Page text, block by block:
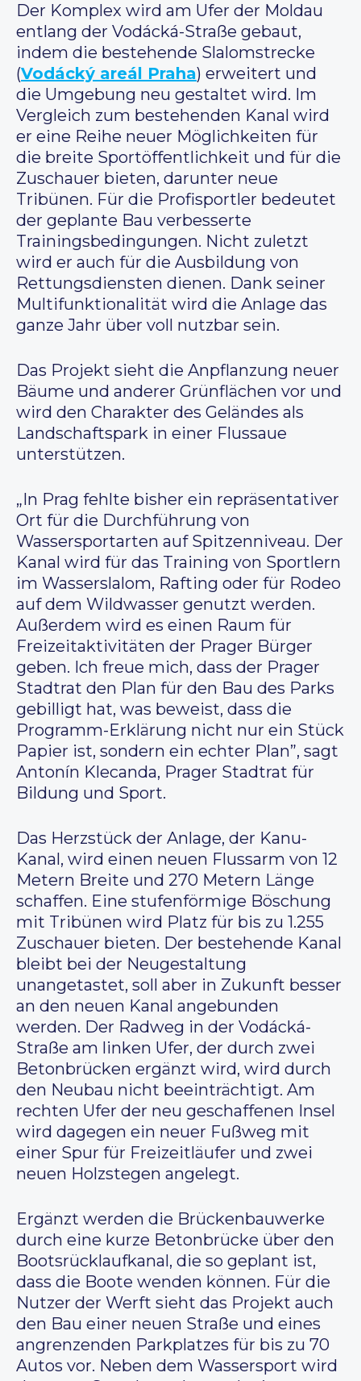
Der Komplex wird am Ufer der Moldau
entlang der Vodácká-Straße gebaut,
indem die bestehende Slalomstrecke
(Vodácký areál Praha) erweitert und
die Umgebung neu gestaltet wird. Im
Vergleich zum bestehenden Kanal wird
er eine Reihe neuer Möglichkeiten für
die breite Sportöffentlichkeit und für die
Zuschauer bieten, darunter neue
Tribünen. Für die Profisportler bedeutet
der geplante Bau verbesserte
Trainingsbedingungen. Nicht zuletzt
wird er auch für die Ausbildung von
Rettungsdiensten dienen. Dank seiner
Multifunktionalität wird die Anlage das
ganze Jahr über voll nutzbar sein.
Das Projekt sieht die Anpflanzung neuer
Bäume und anderer Grünflächen vor und
wird den Charakter des Geländes als
Landschaftspark in einer Flussaue
unterstützen.
„In Prag fehlte bisher ein repräsentativer
Ort für die Durchführung von
Wassersportarten auf Spitzenniveau. Der
Kanal wird für das Training von Sportlern
im Wasserslalom, Rafting oder für Rodeo
auf dem Wildwasser genutzt werden.
Außerdem wird es einen Raum für
Freizeitaktivitäten der Prager Bürger
geben. Ich freue mich, dass der Prager
Stadtrat den Plan für den Bau des Parks
gebilligt hat, was beweist, dass die
Programm-Erklärung nicht nur ein Stück
Papier ist, sondern ein echter Plan”, sagt
Antonín Klecanda, Prager Stadtrat für
Bildung und Sport.
Das Herzstück der Anlage, der Kanu-
Kanal, wird einen neuen Flussarm von 12
Metern Breite und 270 Metern Länge
schaffen. Eine stufenförmige Böschung
mit Tribünen wird Platz für bis zu 1.255
Zuschauer bieten. Der bestehende Kanal
bleibt bei der Neugestaltung
unangetastet, soll aber in Zukunft besser
an den neuen Kanal angebunden
werden. Der Radweg in der Vodácká-
Straße am linken Ufer, der durch zwei
Betonbrücken ergänzt wird, wird durch
den Neubau nicht beeinträchtigt. Am
rechten Ufer der neu geschaffenen Insel
wird dagegen ein neuer Fußweg mit
einer Spur für Freizeitläufer und zwei
neuen Holzstegen angelegt.
Ergänzt werden die Brückenbauwerke
durch eine kurze Betonbrücke über den
Bootsrücklaufkanal, die so geplant ist,
dass die Boote wenden können. Für die
Nutzer der Werft sieht das Projekt auch
den Bau einer neuen Straße und eines
angrenzenden Parkplatzes für bis zu 70
Autos vor. Neben dem Wassersport wird